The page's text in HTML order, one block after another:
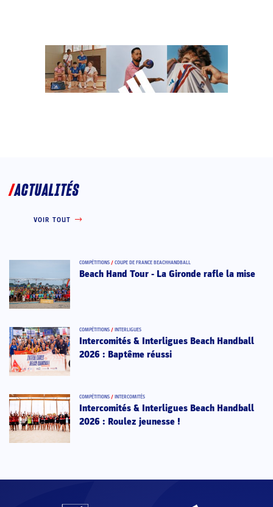
ACTUALITÉS
VOIR TOUT
COMPÉTITIONS / COUPE DE FRANCE BEACHHANDBALL
Beach Hand Tour - La Gironde rafle la mise
COMPÉTITIONS / INTERLIGUES
Intercomités & Interligues Beach Handball
2026 : Baptême réussi
COMPÉTITIONS / INTERCOMITÉS
Intercomités & Interligues Beach Handball
2026 : Roulez jeunesse !